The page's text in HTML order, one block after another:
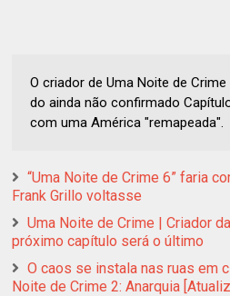
O criador de Uma Noite de
do ainda não confirmado
com uma América "remapeada".
“Uma Noite de Crime 6” faria
Frank Grillo voltasse
Uma Noite de Crime | Criador
próximo capítulo será o último
O caos se instala nas ruas em
Noite de Crime 2: Anarquia